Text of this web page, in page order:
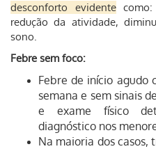
desconforto evidentecomo:
redução da atividade,
sono.
Febre sem foco:
Febre de início agudo
semana e sem sinais
e exame físico
diagnóstico nos
Na maioria dos casos,